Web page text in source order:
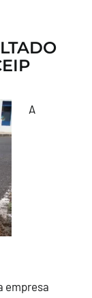
A
empresa